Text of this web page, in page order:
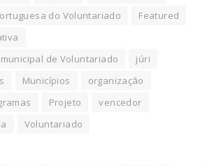
do Voluntariado
Featured
de Voluntariado
júri
Municípios
organização
Projeto
vencedor
Voluntariado